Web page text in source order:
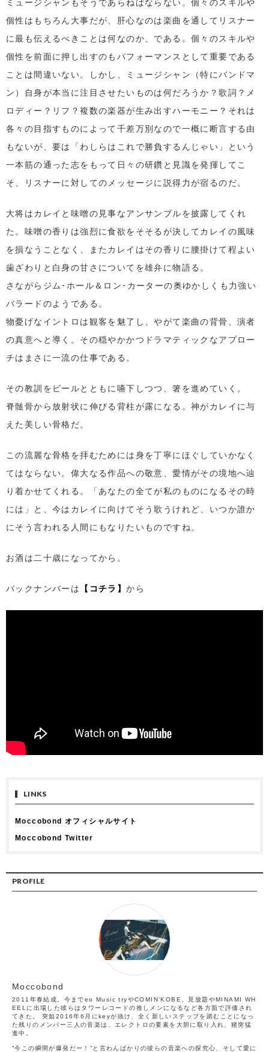
ミュージシャンもそうであらねばならない。個々のスキルや
個性はもちろん大事だが、肝心なのは楽曲を通してリスナー
に最も伝えるべきことは何なのか、である。個々のスキルや
個性を前面に押し出すのもパフォーマンスとして重要である
ことは間違いない。しかし、ミュージシャン（特にバンドマ
ン）自身が本当に注目させたいものは何だろうか？歌詞？メ
ロディー？リフ？複数の楽器が生み出すハーモニー？それは
各々の目指すものによって千差万別なので一概に断言する由
もないが、要は「わしらはこれで勝負するんじゃい」という
一本筋の通った志をもって日々の研鑽と見識を発揮してこ
そ、リスナーに対してのメッセージに説得力が宿るのだ。
大将はカレイと味噌の見事なアンサンブルを披露してくれ
た。味噌の香りは強烈に食欲をそそるが決してカレイの風味
を損なうことなく、またカレイはその香りに腰掛けて程よい
歯ざわりと白身の甘さについてを雄弁に物語る。
さながらジム･ホール＆ロン･カーターの奥ゆかしくも力強い
バラードのようである。
物憂げなイントロは観客を魅了し、やがて楽曲の背骨、演者
の真意へと導く。その穏やかかつドラマティックなアプロー
チはまさに一流の仕事である。
その教訓をビールとともに嚥下しつつ、箸を進めていく。
脊髄骨から放射状に伸びる背柱が露になる。神がカレイに与
えた美しい骨格だ。
この流麗な骨格を拝むためには身を丁寧にほぐしていかなく
てはならない。偉大なる作品への敬意、愛情がその境地へ辿
り着かせてくれる。「あなたの全てが私のものになるその時
には」と、今はカレイに向けてそう歌うけれど、いつか誰か
にそう言われる人間にもなりたいものですね。
お酒は二十歳になってから。
バックナンバーは 【コチラ】から
LINKS
Moccobond オフィシャルサイト
Moccobond Twitter
PROFILE
Moccobond
2011年春結成。今までeo Music tryやCOMIN’KOBE、見放題やMINAMI WH
EELに出場した彼らはタワーレコードの推しメンになるなど各方面で評価され
てきた。 突如2016年6月にkeyが抜け、全く新しいステップを踏むことになっ
た残りのメンバー三人の音楽は、エレクトロの要素を大胆に取り入れ、猪突猛
進中。
“今この瞬間が爆発だー！”と言わんばかりの彼らの音楽への探究心、そして愛に